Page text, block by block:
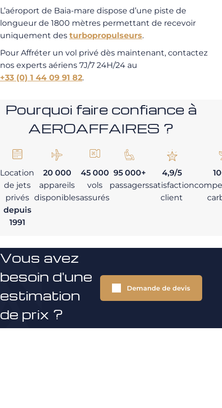
L’aéroport de Baia-mare dispose d’une piste de
longueur de 1800 mètres permettant de recevoir
uniquement des turbopropulseurs.
Pour Affréter un vol privé dès maintenant, contactez
nos experts aériens 7J/7 24H/24 au
+33 (0) 1 44 09 91 82.
Pourquoi faire confiance à
AEROAFFAIRES ?
Location
de jets
privés
depuis
1991
20 000
appareils
disponibles
45 000
vols
assurés
95 000+
passagers
4,9/5
satisfaction
client
Vous avez
besoin d'une
estimation
de prix ?
Demande de devis